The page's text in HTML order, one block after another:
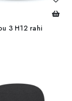
3 H12 rahi